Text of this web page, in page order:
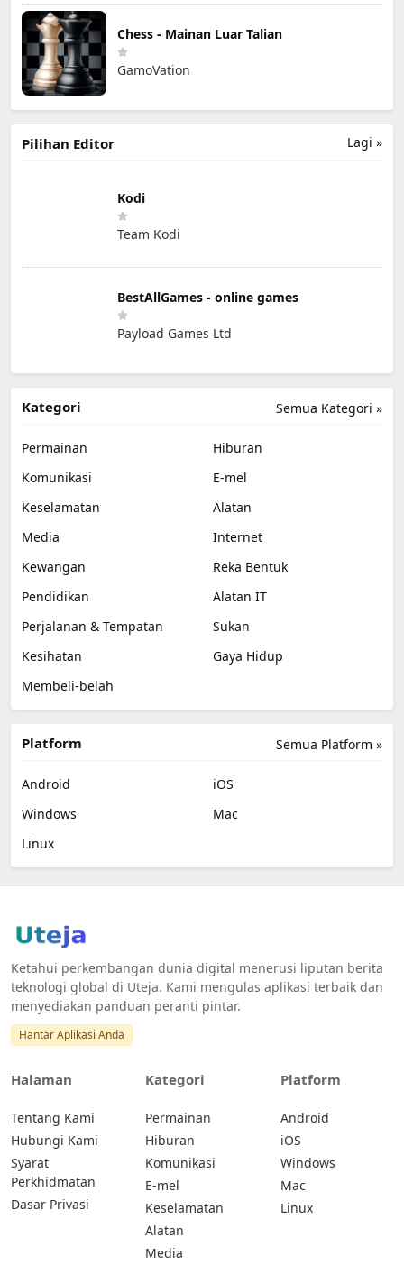
Chess - Mainan Luar Talian
GamoVation
Lagi »
Pilihan Editor
Kodi
Team Kodi
BestAllGames - online games
Payload Games Ltd
Semua Kategori »
Kategori
Permainan
Hiburan
Komunikasi
E-mel
Keselamatan
Alatan
Media
Internet
Kewangan
Reka Bentuk
Pendidikan
Alatan IT
Perjalanan & Tempatan
Sukan
Kesihatan
Gaya Hidup
Membeli-belah
Semua Platform »
Platform
Android
iOS
Windows
Mac
Linux
Ketahui perkembangan dunia digital menerusi liputan berita
teknologi global di Uteja. Kami mengulas aplikasi terbaik dan
menyediakan panduan peranti pintar.
Hantar Aplikasi Anda
Halaman
Tentang Kami
Hubungi Kami
Syarat
Perkhidmatan
Dasar Privasi
Kategori
Permainan
Hiburan
Komunikasi
E-mel
Keselamatan
Alatan
Media
Platform
Android
iOS
Windows
Mac
Linux